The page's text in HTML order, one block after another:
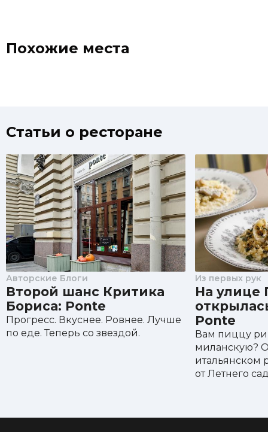
Похожие места
Статьи о ресторане
Авторские Блоги
Второй шанс Критика
Бориса: Ponte
Прогресс. Вкуснее. Ровнее. Лучше
по еде. Теперь со звездой.
Из первых рук
На улице
Ponte
Вам пиццу
миланскую?
итальянском
от Летнего